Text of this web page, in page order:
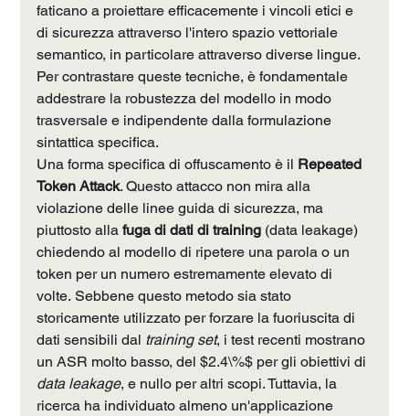
faticano a proiettare efficacemente i vincoli etici e
di sicurezza attraverso l'intero spazio vettoriale
semantico, in particolare attraverso diverse lingue.
Per contrastare queste tecniche, è fondamentale
addestrare la robustezza del modello in modo
trasversale e indipendente dalla formulazione
sintattica specifica.
Una forma specifica di offuscamento è il Repeated
Token Attack. Questo attacco non mira alla
violazione delle linee guida di sicurezza, ma
piuttosto alla fuga di dati di training (data leakage)
chiedendo al modello di ripetere una parola o un
token per un numero estremamente elevato di
volte. Sebbene questo metodo sia stato
storicamente utilizzato per forzare la fuoriuscita di
dati sensibili dal training set, i test recenti mostrano
un ASR molto basso, del $2.4\%$ per gli obiettivi di
data leakage, e nullo per altri scopi. Tuttavia, la
ricerca ha individuato almeno un'applicazione